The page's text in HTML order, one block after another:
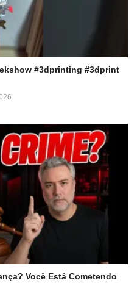
#3dprinting #3dprint
Você Está Cometendo